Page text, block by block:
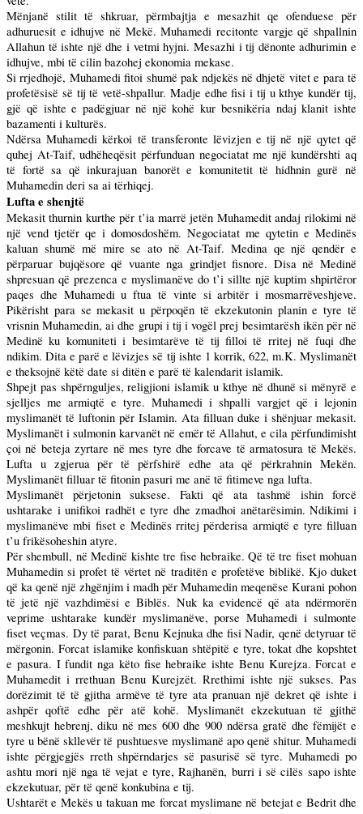
Mënjanë stilit të shkruar, përmbajtja e mesazhit qe ofenduese për
adhuruesit e idhujve në Mekë. Muhamedi recitonte vargje që shpallnin
Allahun të ishte një dhe i vetmi hyjni. Mesazhi i tij dënonte adhurimin e
idhujve, mbi të cilin bazohej ekonomia mekase.
Si rrjedhojë, Muhamedi fitoi shumë pak ndjekës në dhjetë vitet e para të
profetësisë së tij të vetë-shpallur. Madje edhe fisi i tij u kthye kundër tij,
gjë që ishte e padëgjuar në një kohë kur besnikëria ndaj klanit ishte
bazamenti i kulturës.
Ndërsa Muhamedi kërkoi të transferonte lëvizjen e tij në një qytet që
quhej At-Taif, udhëheqësit përfunduan negociatat me një kundërshti aq
të fortë sa që inkurajuan banorët e komunitetit të hidhnin gurë në
Muhamedin deri sa ai tërhiqej.
Lufta e shenjtë
Mekasit thurnin kurthe për t’ia marrë jetën Muhamedit andaj rilokimi në
një vend tjetër qe i domosdoshëm. Negociatat me qytetin e Medinës
kaluan shumë më mire se ato në At-Taif. Medinaqe një qendër e
përparuar bujqësore që vuante nga grindjet fisnore. Disa në Medinë
shpresuan që prezenca e myslimanëve do t’i sillte një kuptim shpirtëror
paqes dhe Muhamedi u ftua të vinte si arbitër i mosmarrëveshjeve.
Pikërisht para se mekasit u përpoqën të ekzekutonin planin e tyre të
vrisnin Muhamedin, ai dhe grupi i tij i vogël prej besimtarësh ikën për në
Medinë ku komuniteti i besimtarëve të tij filloi të rritej në fuqi dhe
ndikim. Dita e parë e lëvizjes së tij ishte 1 korrik, 622, m.K. Myslimanët
e theksojnë këtë date si ditën e parë të kalendarit islamik.
Shpejt pas shpërnguljes, religjioni islamik u kthye në dhunë si mënyrë e
sjelljes me armiqtë e tyre. Muhamedi i shpalli vargjet që i lejonin
myslimanët të luftonin për Islamin. Ata filluan duke i shënjuar mekasit.
Myslimanët i sulmonin karvanët në emër të Allahut, e cila përfundimisht
çoi në beteja zyrtare në mes tyre dhe forcave të armatosura të Mekës.
Lufta u zgjerua për të përfshirë edhe ata që përkrahnin Mekën.
Myslimanët filluar të fitonin pasuri me anë të fitimeve nga lufta.
Myslimanët përjetonin suksese. Fakti që ata tashmë ishin forcë
ushtarake i unifikoi radhët e tyre dhe zmadhoi anëtarësimin. Ndikimi i
myslimanëve mbi fiset e Medinës rritej përderisa armiqtë e tyre filluan
t’u frikësoheshin atyre.
Për shembull, në Medinë kishte tre fise hebraike. Që të tre fiset mohuan
Muhamedin si profet të vërtet në traditën e profetëve biblikë. Kjo duket
që ka qenë një zhgënjim i madh për Muhamedin meqenëse Kurani pohon
të jetë një vazhdimësi e Biblës. Nuk ka evidencë që ata ndërmorën
veprime ushtarake kundër myslimanëve, porse Muhamedi i sulmonte
fiset veçmas. Dy të parat, Benu Kejnuka dhe fisi Nadir, qenë detyruar të
mërgonin. Forcat islamike konfiskuan shtëpitë e tyre, tokat dhe kopshtet
e pasura. I fundit nga këto fise hebraike ishte Benu Kurejza. Forcat e
Muhamedit i rrethuan Benu Kurejzët. Rrethimi ishte një sukses. Pas
dorëzimit të të gjitha armëve të tyre ata pranuan një dekret që ishte i
ashpër qoftë edhe për atë kohë. Myslimanët ekzekutuan të gjithë
meshkujt hebrenj, diku në mes 600 dhe 900 ndërsa gratë dhe fëmijët e
tyre u bënë skllevër të pushtuesve myslimanë apo qenë shitur. Muhamedi
ishte përgjegjës rreth shpërndarjes së pasurisë së tyre. Muhamedi po
ashtu mori një nga të vejat e tyre, Rajhanën, burri i së cilës sapo ishte
ekzekutuar, për të qenë konkubina e tij.
Ushtarët e Mekës u takuan me forcat myslimane në betejat e Bedrit dhe